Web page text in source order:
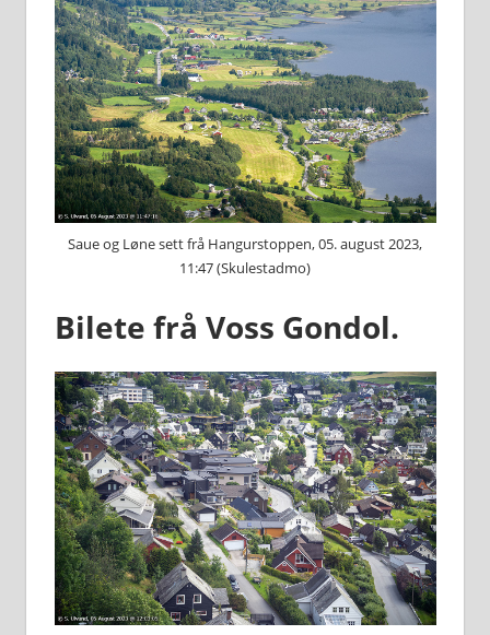
Saue og Løne sett frå Hangurstoppen, 05. august 2023,
11:47 (Skulestadmo)
Bilete frå Voss Gondol.